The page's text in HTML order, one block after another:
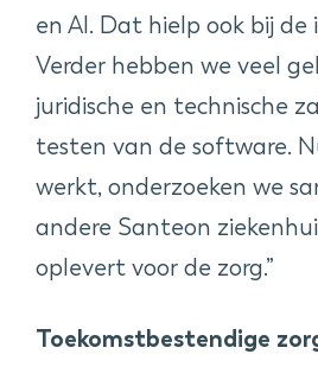
en AI. Dat hielp ook bij
Verder hebben we veel
juridische en technische
testen van de software.
werkt, onderzoeken we
andere Santeon
oplevert voor de zorg.”
Toekomstbestendige